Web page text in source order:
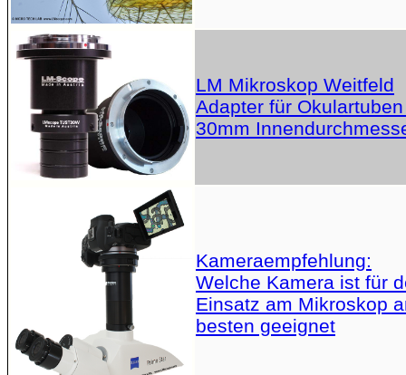
LM Mikroskop Weitfeld
Adapter für
30mm
Kameraempfehlung:
Welche Kamera ist für
Einsatz am Mikroskop
besten geeignet